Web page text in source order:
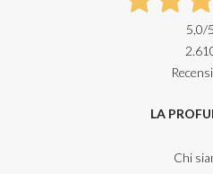
5,0/5
LA
Chi